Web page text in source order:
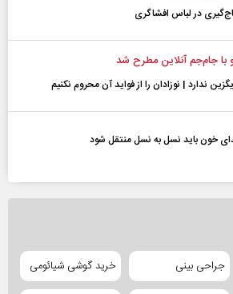
در لباس افشاگری
با جام‌جم آنلاین مطرح شد
ندارد | نوزادان را از فواید آن محروم نکنیم
خون باید نسل به نسل منتقل شود
جراحی بینی خرید گوشی شیائومی